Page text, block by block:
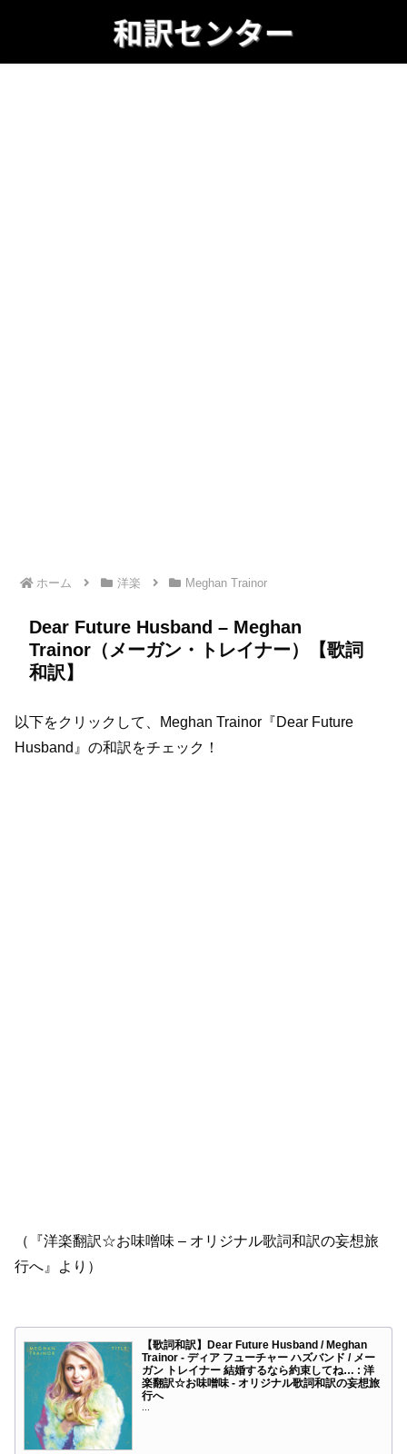
ホーム 洋楽 Meghan Trainor
Dear Future Husband – Meghan
Trainor（メーガン・トレイナー）【歌詞
和訳】
以下をクリックして、Meghan Trainor『Dear Future
Husband』の和訳をチェック！
（『洋楽翻訳☆お味噌味 – オリジナル歌詞和訳の妄想旅
行へ』より）
【歌詞和訳】Dear Future Husband / Meghan
Trainor - ディア フューチャー ハズバンド / メー
ガン トレイナー 結婚するなら約束してね… : 洋
楽翻訳☆お味噌味 - オリジナル歌詞和訳の妄想旅
行へ